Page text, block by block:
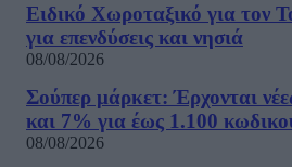
Ειδικό Χωροταξικό για τον
για επενδύσεις και νησιά
08/08/2026
Σούπερ μάρκετ: Έρχονται
και 7% για έως 1.100
08/08/2026